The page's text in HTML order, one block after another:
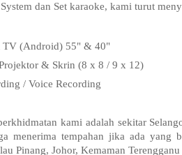
dan Set karaoke, kami turut
TV (Android) 55" & 40"
& Skrin (8 x 8 / 9 x 12)
/ Voice Recording
kami adalah sekitar
menerima tempahan jika ada yang
Pinang, Johor, Kemaman